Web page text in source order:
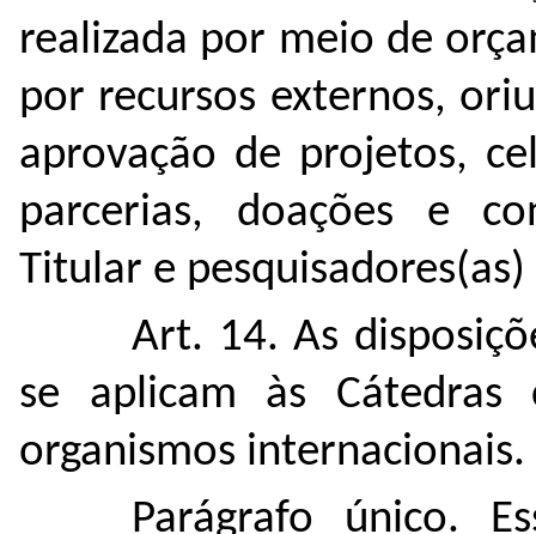
realizada por meio de
por recursos externos,
aprovação de projetos,
parcerias, doações e
Titular e
Art. 14. As
se aplicam às
organismos internacionais.
Parágrafo único.